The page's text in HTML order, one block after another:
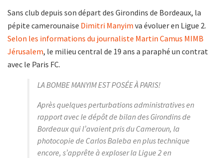
Sans club depuis son départ des Girondins de Bordeaux, la
pépite camerounaise Dimitri Manyim va évoluer en Ligue 2.
Selon les informations du journaliste Martin Camus MIMB
Jérusalem, le milieu central de 19 ans a paraphé un contrat
avec le Paris FC.
LA BOMBE MANYIM EST POSÉE À PARIS!
Après quelques perturbations administratives en
rapport avec le dépôt de bilan des Girondins de
Bordeaux qui l’avaient pris du Cameroun, la
photocopie de Carlos Baleba en plus technique
encore, s’apprête à exploser la Ligue 2 en